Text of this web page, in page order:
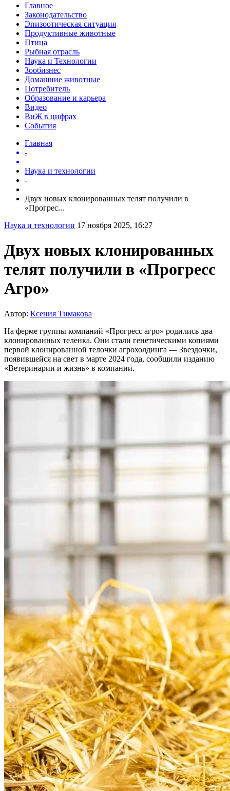
Главное
Законодательство
Эпизоотическая ситуация
Продуктивные животные
Птица
Рыбная отрасль
Наука и Технологии
Зообизнес
Домашние животные
Потребитель
Образование и карьера
Видео
ВиЖ в цифрах
События
Главная
-
Наука и технологии
-
Двух новых клонированных телят получили в
«Прогрес...
Наука и технологии 17 ноября 2025, 16:27
Двух новых клонированных
телят получили в «Прогресс
Агро»
Автор: Ксения Тимакова
На ферме группы компаний «Прогресс агро» родились два
клонированных теленка. Они стали генетическими копиями
первой клонированной телочки агрохолдинга — Звездочки,
появившейся на свет в марте 2024 года, сообщили изданию
«Ветеринарии и жизнь» в компании.